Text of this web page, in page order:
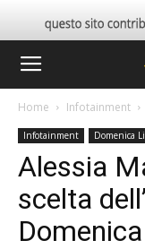
Home Infotainment
Infotainment Domenica
Alessia
scelta